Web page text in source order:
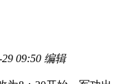
09:50 编辑